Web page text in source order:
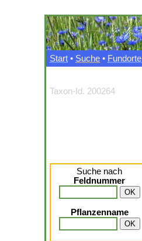
Start • Suche • Fundorte
Taxon-Id. 200264
Suche nach
Feldnummer
Pflanzenname